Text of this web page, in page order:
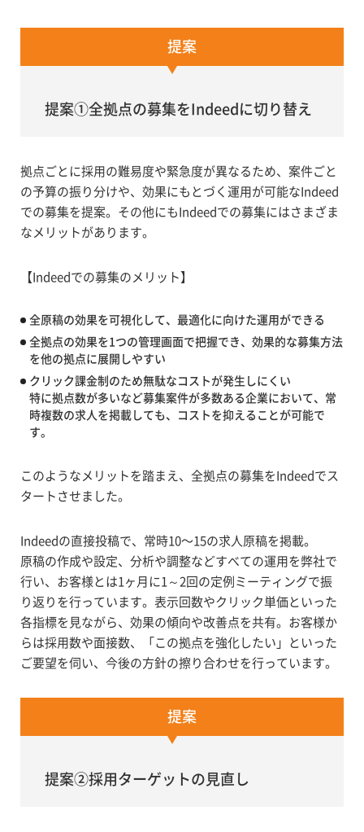
提案
提案①全拠点の募集をIndeedに切り替え
拠点ごとに採用の難易度や緊急度が異なるため、案件ごと
の予算の振り分けや、効果にもとづく運用が可能なIndeed
での募集を提案。その他にもIndeedでの募集にはさまざま
なメリットがあります。
【Indeedでの募集のメリット】
全原稿の効果を可視化して、最適化に向けた運用ができる
全拠点の効果を1つの管理画面で把握でき、効果的な募集方法
を他の拠点に展開しやすい
クリック課金制のため無駄なコストが発生しにくい
特に拠点数が多いなど募集案件が多数ある企業において、常
時複数の求人を掲載しても、コストを抑えることが可能で
す。
このようなメリットを踏まえ、全拠点の募集をIndeedでス
タートさせました。
Indeedの直接投稿で、常時10〜15の求人原稿を掲載。
原稿の作成や設定、分析や調整などすべての運用を弊社で
行い、お客様とは1ヶ月に1～2回の定例ミーティングで振
り返りを行っています。表示回数やクリック単価といった
各指標を見ながら、効果の傾向や改善点を共有。お客様か
らは採用数や面接数、「この拠点を強化したい」といった
ご要望を伺い、今後の方針の擦り合わせを行っています。
提案
提案②採用ターゲットの見直し